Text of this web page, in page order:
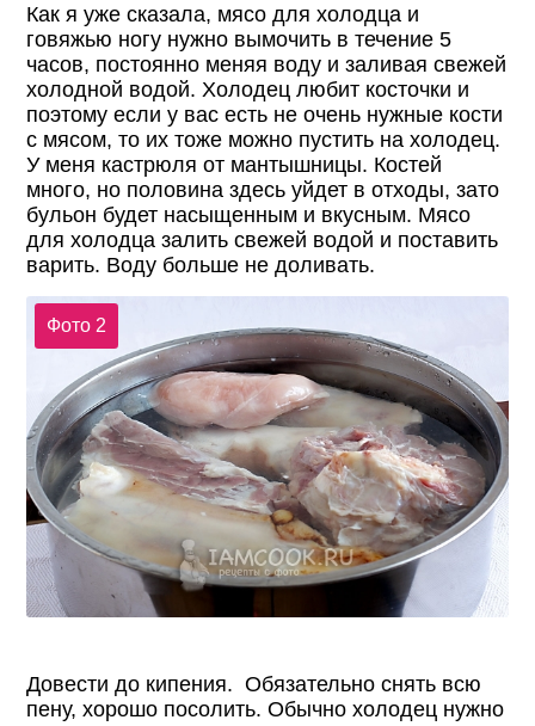
Как я уже сказала, мясо для холодца и
говяжью ногу нужно вымочить в течение 5
часов, постоянно меняя воду и заливая свежей
холодной водой. Холодец любит косточки и
поэтому если у вас есть не очень нужные кости
с мясом, то их тоже можно пустить на холодец.
У меня кастрюля от мантышницы. Костей
много, но половина здесь уйдет в отходы, зато
бульон будет насыщенным и вкусным. Мясо
для холодца залить свежей водой и поставить
варить. Воду больше не доливать.
Фото 2
Довести до кипения. Обязательно снять всю
пену, хорошо посолить. Обычно холодец нужно